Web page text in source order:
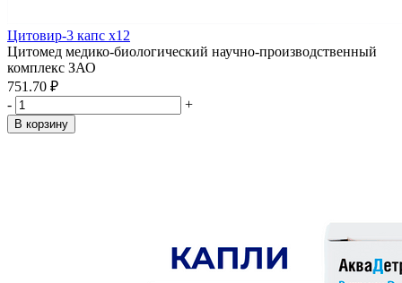
Цитовир-3 капс x12
Цитомед медико-биологический научно-производственный
комплекс ЗАО
751.70 ₽
-
+
В корзину